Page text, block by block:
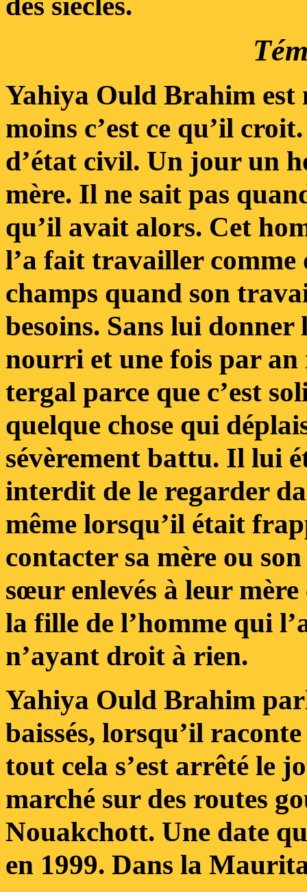
Yahiya Ould Brahim est
moins c’est ce qu’il
d’état civil. Un jour un
mère. Il ne sait pas
qu’il avait alors. Cet
l’a fait travailler comme
champs quand son
besoins. Sans lui
nourri et une fois par
tergal parce que c’est
quelque chose qui
sévèrement battu. Il lui
interdit de le regarder
même lorsqu’il était
contacter sa mère ou
sœur enlevés à leur mère
la fille de l’homme qui
n’ayant droit à rien.
Yahiya Ould Brahim
baissés, lorsqu’il
tout cela s’est arrêté le
marché sur des routes
Nouakchott. Une date
en 1999. Dans la